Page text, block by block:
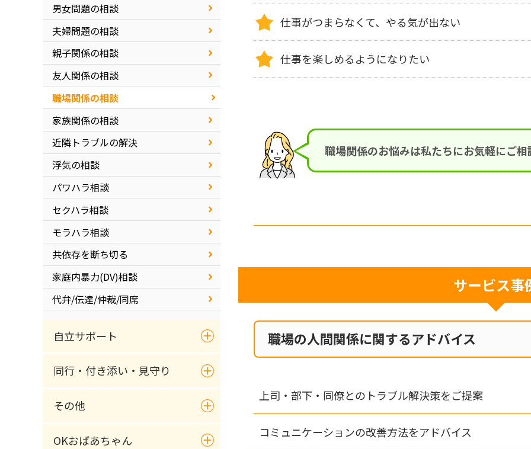
仕事がつまらなくて、やる気が出ない
仕事を楽しめるようになりたい
職場関係のお悩みは私たちにお気軽にご
サービス事
職場の人間関係に関するアドバイス
上司・部下・同僚とのトラブル解決策をご提案
コミュニケーションの改善方法をアドバイス
男女問題の相談
夫婦問題の相談
親子関係の相談
友人関係の相談
職場関係の相談
家族関係の相談
近隣トラブルの解決
浮気の相談
パワハラ相談
セクハラ相談
モラハラ相談
共依存を断ち切る
家庭内暴力(DV)相談
代弁/伝達/仲裁/同席
自立サポート
同行・付き添い・見守り
その他
OKおばあちゃん